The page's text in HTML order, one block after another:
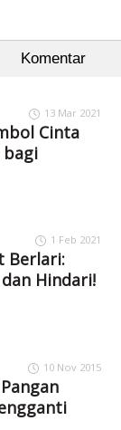
Komentar
13 Mar 2021
Cinta
1 Feb 2021
Berlari:
Hindari!
10 Nov 2015